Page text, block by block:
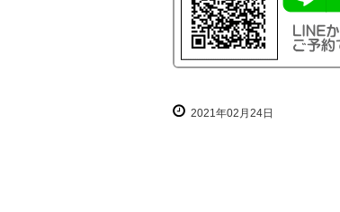
2021年02月24日